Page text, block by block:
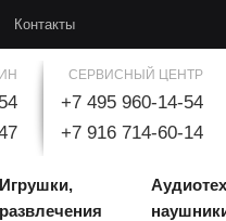
Контакты
СЕРВИСНЫЙ ЦЕНТР
+7 495 960-14-54
+7 916 714-60-14
Игрушки,
развлечения